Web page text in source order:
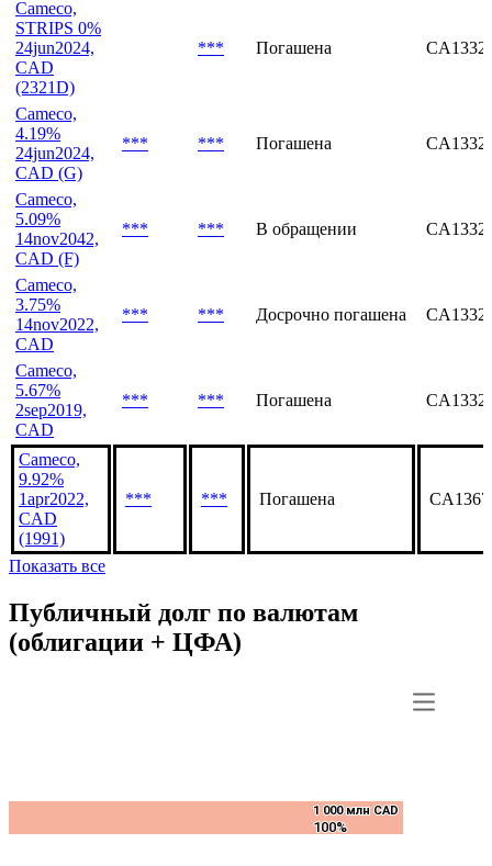
24jun2024,
CAD
(2321D)
Cameco,
STRIPS 0%
24jun2024,
CAD
(2321D)
Cameco,
4.19%
24jun2024,
CAD (G)
*** *** Погашена
Cameco,
5.09%
14nov2042,
CAD (F)
*** *** В обращении
Cameco,
3.75%
14nov2022,
CAD
*** *** Досрочно погашена
Cameco,
5.67%
2sep2019,
CAD
Cameco,
9.92%
1apr2022,
(1991)
Показать все